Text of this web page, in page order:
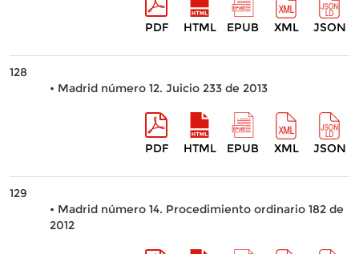
PDF HTML EPUB XML JSON
128
• Madrid número 12. Juicio 233 de 2013
PDF HTML EPUB XML JSON
129
• Madrid número 14. Procedimiento ordinario 182 de
2012